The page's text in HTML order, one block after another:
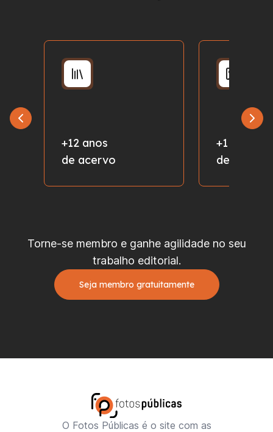
+12 anos
de acervo
+1 milhão
de fotos
Torne-se membro e ganhe agilidade no seu
trabalho editorial.
Seja membro gratuitamente
O Fotos Públicas é o site com as